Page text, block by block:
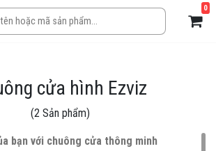
0
cửa hình Ezviz
(2 Sản phẩm)
bạn với chuông cửa thông minh